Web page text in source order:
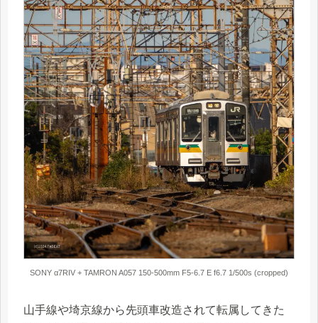
SONY α7RIV + TAMRON A057 150-500mm F5-6.7 E f6.7 1/500s (cropped)
山手線や埼京線から先頭車改造されて転属してきた